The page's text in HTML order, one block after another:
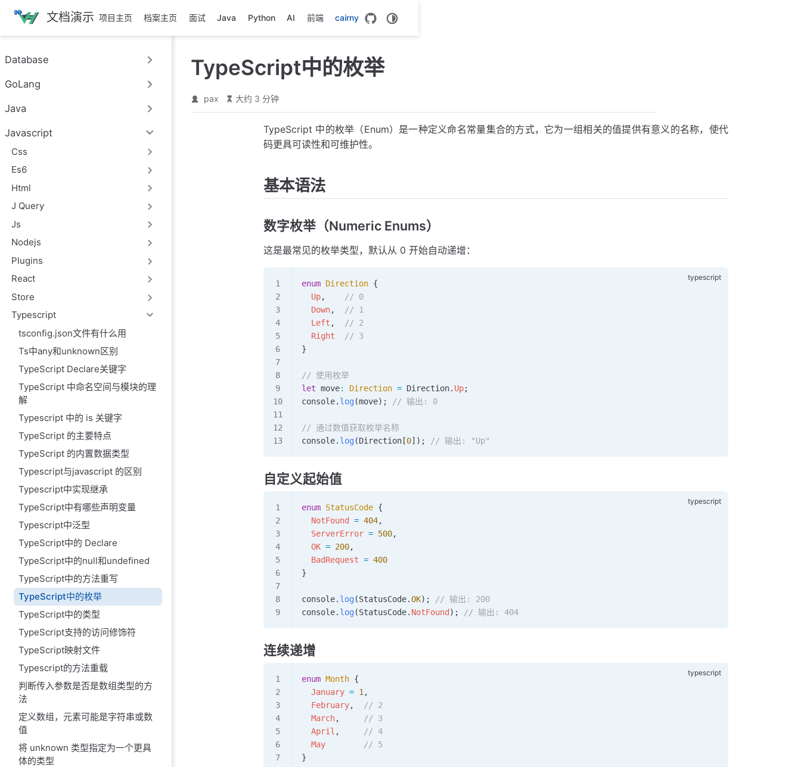
跳
主
內
文档演示 项目主页 档案主页 面试 Java Python AI 前端 cairny
Database
GoLang
Java
Javascript
Css
Es6
Html
J Query
Js
Nodejs
Plugins
React
Store
Typescript
tsconfig.json文件有什么用
Ts中any和unknown区别
TypeScript Declare关键字
TypeScript 中命名空间与模块的理
解
Typescript 中的 is 关键字
TypeScript 的主要特点
TypeScript 的内置数据类型
Typescript与javascript 的区别
Typescript中实现继承
TypeScript中有哪些声明变量
Typescript中泛型
TypeScript中的 Declare
TypeScript中的null和undefined
TypeScript中的方法重写
TypeScript中的枚举
TypeScript中的类型
TypeScript支持的访问修饰符
TypeScript映射文件
Typescript的方法重载
判断传入参数是否是数组类型的方
法
定义数组，元素可能是字符串或数
值
将 unknown 类型指定为一个更具
体的类型
TypeScript中的枚举
pax 大约 3 分钟
TypeScript 中的枚举（Enum）是一种定义命名常量集合的方式，它为一组相关的值提供有意义的名称，使代
码更具可读性和可维护性。
基本语法
数字枚举（Numeric Enums）
这是最常见的枚举类型，默认从 0 开始自动递增：
enum Direction {
  Up
,
// 0
  Down
,
// 1
  Left
,
// 2
  Right
  // 3
}
// 使用枚举
let move: Direction = Direction. Up;
console. log (move); // 输出: 0
// 通过数值获取枚举名称
console. log (Direction [0]); // 输出: "Up"
自定义起始值
enum StatusCode {
  NotFound
= 404,
  ServerError
= 500,
  OK
= 200,
  BadRequest
= 400
}
console. log (StatusCode.OK);
// 输出: 200
console. log (StatusCode. NotFound ); // 输出: 404
连续递增
enum Month {
  January
= 1 ,
  February
,
// 2
  March
,
// 3
  April
,
// 4
  May
        // 5
}